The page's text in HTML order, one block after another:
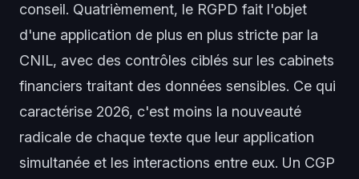
conseil. Quatrièmement, le RGPD fait l'objet
d'une application de plus en plus stricte par la
CNIL, avec des contrôles ciblés sur les cabinets
financiers traitant des données sensibles. Ce qui
caractérise 2026, c'est moins la nouveauté
radicale de chaque texte que leur application
simultanée et les interactions entre eux. Un CGP